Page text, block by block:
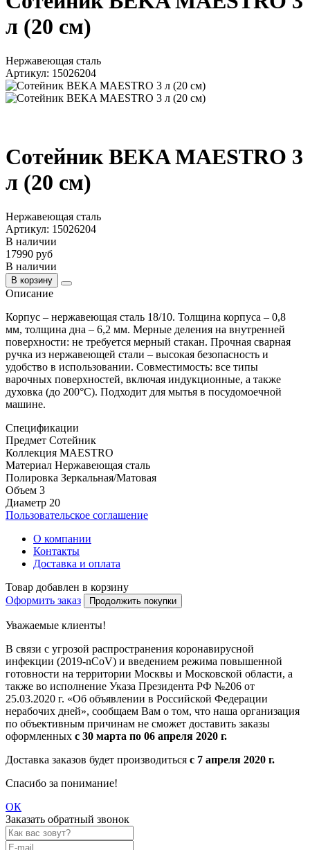
л (20 см)
Нержавеющая сталь
Артикул: 15026204
Сотейник BEKA MAESTRO 3
л (20 см)
Нержавеющая сталь
Артикул: 15026204
В наличии
17990 руб
В наличии
В корзину
Описание
Корпус – нержавеющая сталь 18/10. Толщина корпуса – 0,8
мм, толщина дна – 6,2 мм. Мерные деления на внутренней
поверхности: не требуется мерный стакан. Прочная сварная
ручка из нержавеющей стали – высокая безопасность и
удобство в использовании. Совместимость: все типы
варочных поверхностей, включая индукционные, а также
духовка (до 200°С). Подходит для мытья в посудомоечной
машине.
Спецификации
Предмет Сотейник
Коллекция MAESTRO
Материал Нержавеющая сталь
Полировка Зеркальная/Матовая
Объем 3
Диаметр 20
Пользовательское соглашение
О компании
Контакты
Доставка и оплата
Товар добавлен в корзину
Оформить заказ
Продолжить покупки
Уважаемые клиенты!
В связи с угрозой распространения коронавирусной
инфекции (2019-nCoV) и введением режима повышенной
готовности на территории Москвы и Московской области, а
также во исполнение Указа Президента РФ №206 от
25.03.2020 г. «Об объявлении в Российской Федерации
нерабочих дней», сообщаем Вам о том, что наша организация
по объективным причинам не сможет доставить заказы
оформленных с 30 марта по 06 апреля 2020 г.
Доставка заказов будет производиться с 7 апреля 2020 г.
Спасибо за понимание!
ОК
Заказать обратный звонок